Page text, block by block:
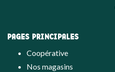
PAGES PRINCIPALES
Coopérative
Nos magasins